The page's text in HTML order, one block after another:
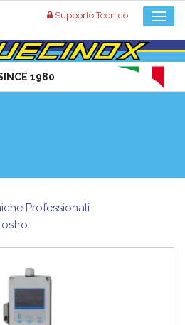
Supporto Tecnico
1980
Professionali